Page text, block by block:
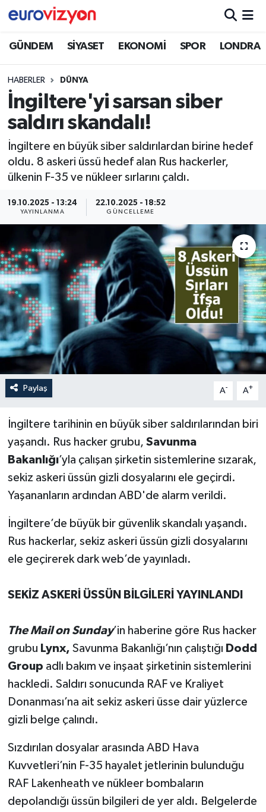
GÜNDEM SİYASET EKONOMİ SPOR LONDRA
HABERLER DÜNYA
İngiltere'yi sarsan siber
saldırı skandalı!
İngiltere en büyük siber saldırılardan birine hedef
oldu. 8 askeri üssü hedef alan Rus hackerler,
ülkenin F-35 ve nükleer sırlarını çaldı.
19.10.2025 - 13:24
YAYINLANMA
22.10.2025 - 18:52
GÜNCELLEME
Paylaş A- A+
İngiltere tarihinin en büyük siber saldırılarından biri
yaşandı. Rus hacker grubu, Savunma
Bakanlığı’yla çalışan şirketin sistemlerine sızarak,
sekiz askeri üssün gizli dosyalarını ele geçirdi.
Yaşananların ardından ABD'de alarm verildi.
İngiltere’de büyük bir güvenlik skandalı yaşandı.
Rus hackerlar, sekiz askeri üssün gizli dosyalarını
ele geçirerek dark web’de yayınladı.
SEKİZ ASKERİ ÜSSÜN BİLGİLERİ YAYINLANDI
The Mail on Sunday’in haberine göre Rus hacker
grubu Lynx, Savunma Bakanlığı’nın çalıştığı Dodd
Group adlı bakım ve inşaat şirketinin sistemlerini
hackledi. Saldırı sonucunda RAF ve Kraliyet
Donanması’na ait sekiz askeri üsse dair yüzlerce
gizli belge çalındı.
Sızdırılan dosyalar arasında ABD Hava
Kuvvetleri’nin F-35 hayalet jetlerinin bulunduğu
RAF Lakenheath ve nükleer bombaların
depolandığı üssün bilgileri de yer aldı. Belgelerde